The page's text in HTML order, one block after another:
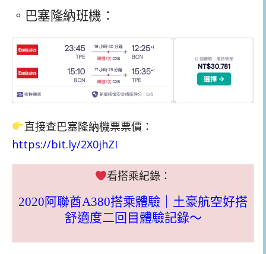
。巴塞隆納班機：
直接查巴塞隆納機票票價：
https://bit.ly/2X0jhZI
看搭乘紀錄：
2020阿聯酋A380搭乘體驗｜土豪航空好搭
舒適度二回目體驗記錄～